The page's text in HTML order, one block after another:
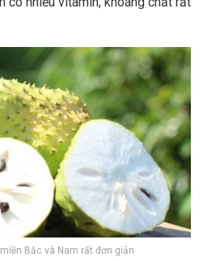
Bắc và Nam rất đơn giản